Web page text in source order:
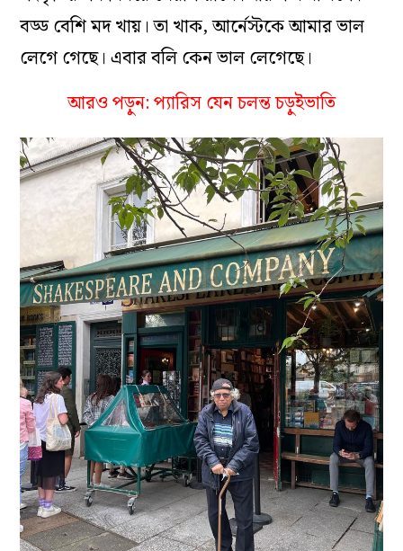
বড্ড বেশি মদ খায়। তা খাক, আর্নেস্টকে আমার ভাল
লেগে গেছে। এবার বলি কেন ভাল লেগেছে।
আরও পড়ুন:প্যারিস যেন চলন্ত চড়ুইভাতি